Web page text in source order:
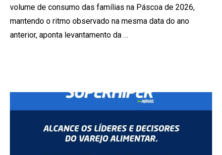
volume de consumo das famílias na Páscoa de 2026,
mantendo o ritmo observado na mesma data do ano
anterior, aponta levantamento da …